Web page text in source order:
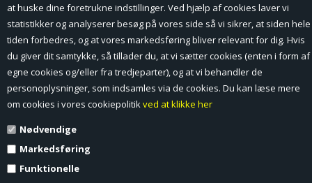
at huske dine foretrukne indstillinger. Ved hjælp af cookies laver vi
statistikker og analyserer besøg på vores side så vi sikrer, at siden hele
tiden forbedres, og at vores markedsføring bliver relevant for dig. Hvis
du giver dit samtykke, så tillader du, at vi sætter cookies (enten i form af
egne cookies og/eller fra tredjeparter), og at vi behandler de
personoplysninger, som indsamles via de cookies. Du kan læse mere
om cookies i vores cookiepolitikved at klikke her
Nødvendige
Markedsføring
Funktionelle
Min Konto
Nyheder
Vilkår og betingelser
Profil
Erhverv log ind (B2B)